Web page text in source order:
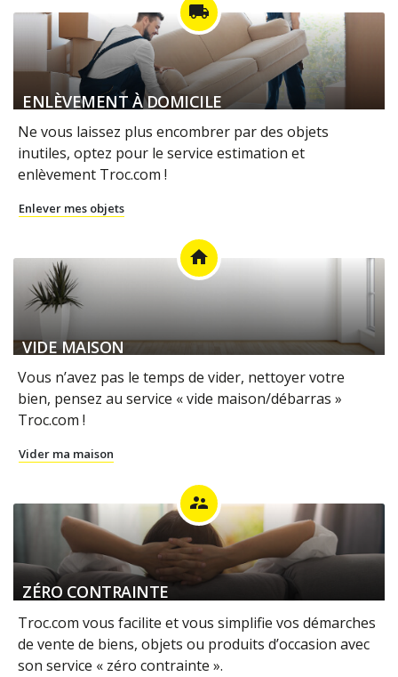
local_shipping
ENLÈVEMENT À DOMICILE
Ne vous laissez plus encombrer par des objets
inutiles, optez pour le service estimation et
enlèvement Troc.com !
Enlever mes objets
home
VIDE MAISON
Vous n’avez pas le temps de vider, nettoyer votre
bien, pensez au service « vide maison/débarras »
Troc.com !
Vider ma maison
supervisor_account
ZÉRO CONTRAINTE
Troc.com vous facilite et vous simplifie vos démarches
de vente de biens, objets ou produits d’occasion avec
son service « zéro contrainte ».